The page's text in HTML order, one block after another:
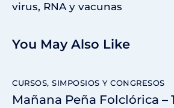
virus, RNA y vacunas
You May Also Like
CURSOS, SIMPOSIOS Y CONGRESOS
Mañana Peña Folclórica –